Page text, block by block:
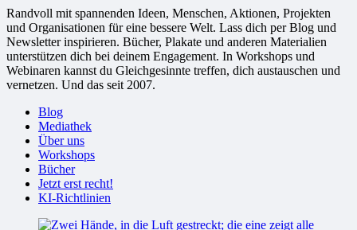
Randvoll mit spannenden Ideen, Menschen, Aktionen, Projekten
und Organisationen für eine bessere Welt. Lass dich per Blog und
Newsletter inspirieren. Bücher, Plakate und anderen Materialien
unterstützen dich bei deinem Engagement. In Workshops und
Webinaren kannst du Gleichgesinnte treffen, dich austauschen und
vernetzen. Und das seit 2007.
Blog
Mediathek
Über uns
Workshops
Bücher
Jetzt erst recht!
KI-Richtlinien